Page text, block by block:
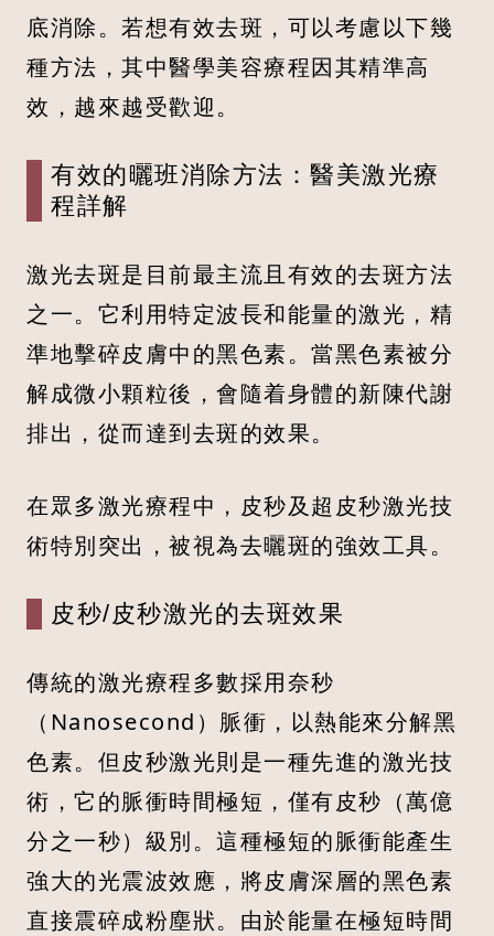
底消除。若想有效去斑，可以考慮以下幾
種方法，其中醫學美容療程因其精準高
效，越來越受歡迎。
有效的曬班消除方法：醫美激光療
程詳解
激光去斑是目前最主流且有效的去斑方法
之一。它利用特定波長和能量的激光，精
準地擊碎皮膚中的黑色素。當黑色素被分
解成微小顆粒後，會隨着身體的新陳代謝
排出，從而達到去斑的效果。
在眾多激光療程中，皮秒及超皮秒激光技
術特別突出，被視為去曬斑的強效工具。
皮秒/皮秒激光的去斑效果
傳統的激光療程多數採用奈秒
（Nanosecond）脈衝，以熱能來分解黑
色素。但皮秒激光則是一種先進的激光技
術，它的脈衝時間極短，僅有皮秒（萬億
分之一秒）級別。這種極短的脈衝能產生
強大的光震波效應，將皮膚深層的黑色素
直接震碎成粉塵狀。由於能量在極短時間